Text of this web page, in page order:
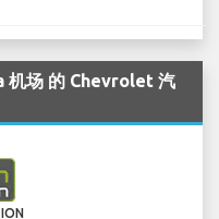
机场 的 Chevrolet 汽